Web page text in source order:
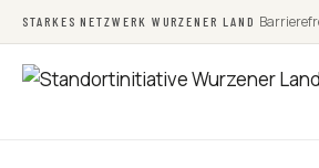
STARKES NETZWERK WURZENER LAND